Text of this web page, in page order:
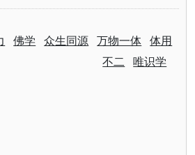
佛学 众生同源 万物一体 体用
不二 唯识学